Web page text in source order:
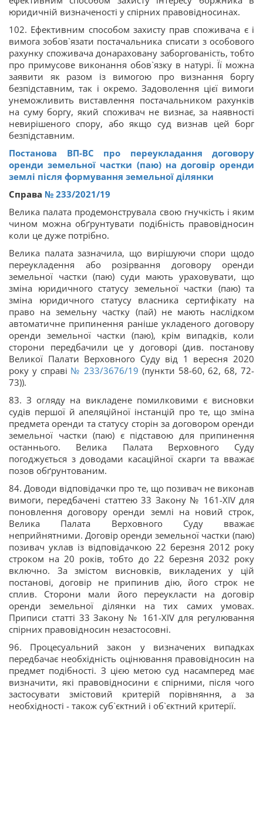
юридичній визначеності у спірних правовідносинах.
102. Ефективним способом захисту прав споживача є і
вимога зобов`язати постачальника списати з особового
рахунку споживача донараховану заборгованість, тобто
про примусове виконання обов`язку в натурі. Її можна
заявити як разом із вимогою про визнання боргу
безпідставним, так і окремо. Задоволення цієї вимоги
унеможливить виставлення постачальником рахунків
на суму боргу, який споживач не визнає, за наявності
невирішеного спору, або якщо суд визнав цей борг
безпідставним.
Постанова ВП-ВС про переукладання договору
оренди земельної частки (паю) на договір оренди
землі після формування земельної ділянки
Справа № 233/2021/19
Велика палата продемонструвала свою гнучкість і яким
чином можна обґрунтувати подібність правовідносин
коли це дуже потрібно.
Велика палата зазначила, що вирішуючи спори щодо
переукладення або розірвання договору оренди
земельної частки (паю) суди мають ураховувати, що
зміна юридичного статусу земельної частки (паю) та
зміна юридичного статусу власника сертифікату на
право на земельну частку (пай) не мають наслідком
автоматичне припинення раніше укладеного договору
оренди земельної частки (паю), крім випадків, коли
сторони передбачили це у договорі (див. постанову
Великої Палати Верховного Суду від 1 вересня 2020
року у справі № 233/3676/19 (пункти 58-60, 62, 68, 72-
73)).
83. З огляду на викладене помилковими є висновки
судів першої й апеляційної інстанцій про те, що зміна
предмета оренди та статусу сторін за договором оренди
земельної частки (паю) є підставою для припинення
останнього. Велика Палата Верховного Суду
погоджується з доводами касаційної скарги та вважає
позов обґрунтованим.
84. Доводи відповідачки про те, що позивач не виконав
вимоги, передбачені статтею 33 Закону № 161-XIV для
поновлення договору оренди землі на новий строк,
Велика Палата Верховного Суду вважає
неприйнятними. Договір оренди земельної частки (паю)
позивач уклав із відповідачкою 22 березня 2012 року
строком на 20 років, тобто до 22 березня 2032 року
включно. За змістом висновків, викладених у цій
постанові, договір не припинив дію, його строк не
сплив. Сторони мали його переукласти на договір
оренди земельної ділянки на тих самих умовах.
Приписи статті 33 Закону № 161-XIV для регулювання
спірних правовідносин незастосовні.
96. Процесуальний закон у визначених випадках
передбачає необхідність оцінювання правовідносин на
предмет подібності. З цією метою суд насамперед має
визначити, які правовідносини є спірними, після чого
застосувати змістовий критерій порівняння, а за
необхідності - також суб`єктний і об`єктний критерії.